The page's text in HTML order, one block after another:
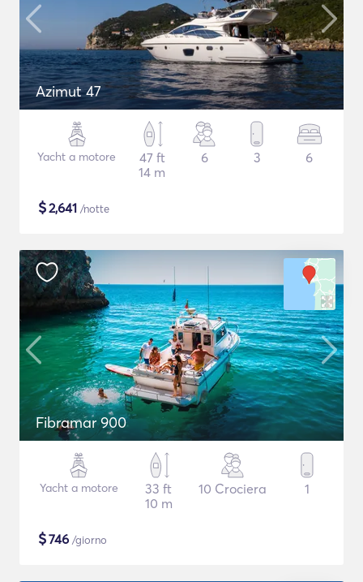
Azimut 47
Yacht a motore
47 ft
14 m
6 3 6
$2,641 /notte
Fibramar 900
Yacht a motore
33 ft
10 m
10 Crociera 1
$746 /giorno